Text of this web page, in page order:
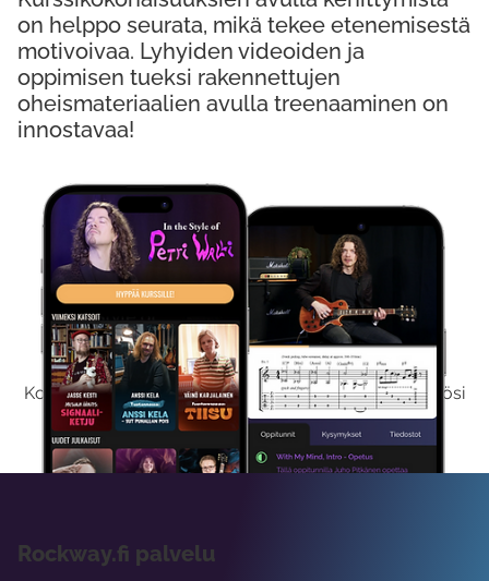
Kokeile Ilmaiseksi
Kokeilemalla ilmaiseksi saat koko sisältömme käyttöösi
viikon ajaksi.
on helppo seurata, mikä tekee etenemisestä
motivoivaa. Lyhyiden videoiden ja
oppimisen tueksi rakennettujen
oheismateriaalien avulla treenaaminen on
innostavaa!
Rockway.fi palvelu